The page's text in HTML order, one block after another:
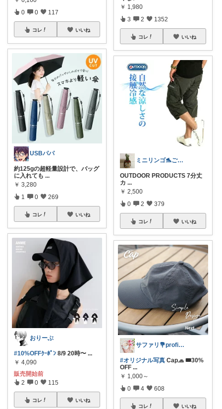
0 0 117
コレ いいね
USBパパ
約125gの超軽量設計で、バッグ
に入れても ...
￥ 3,280
1 0 269
コレ いいね
おりーぶ
#10%OFFｸｰﾎﾟﾝ 8/9 20時〜 ...
￥ 4,090
販売開始前
2 0 115
コレ いいね
￥ 1,980
3 2 1352
コレ いいね
ミニリンゴ🐬ご縁に感謝🌻ありがとう
OUTDOOR PRODUCTS 7分丈
カ ...
￥ 2,500
0 2 379
コレ いいね
サファリ‎💐profileにてお礼
#オリジナル写真 Cap🧢 🎟30%
OFF ...
￥ 1,000～
0 4 608
コレ いいね